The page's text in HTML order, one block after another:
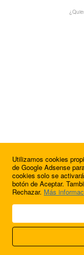
© 2009 - 2026 Soluciones
FútbolBalear
Utilizamos cookies
de Google Adsense
cookies solo se
botón de Aceptar.
Rechazar. Más